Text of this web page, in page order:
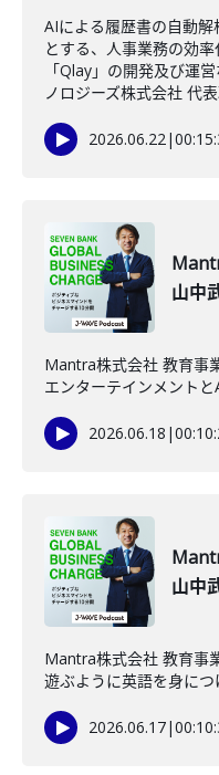
AIによる履歴書の自動
とする、人事業務の効
「Qlay」の開発及び運
ノロジーズ株式会社 代
2026.06.22|
山中
Mantra株式会社 教育事
エンターテインメントと
2026.06.18 |
山中
Mantra株式会社 教育事
遊ぶように英語を身につ
2026.06.17|